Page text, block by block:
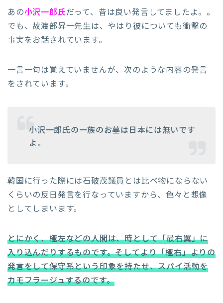
あの小沢一郎氏だって、昔は良い発言してましたよ。。
でも、故渡部昇一先生は、やはり彼についても衝撃の
事実をお話されています。
一言一句は覚えていませんが、次のような内容の発言
をされています。
小沢一郎氏の一族のお墓は日本には無いです
よ。
韓国に行った際には石破茂議員とは比べ物にならない
くらいの反日発言を行なっていますから、色々と想像
としてしまいます。
とにかく、極左などの人間は、時として「最右翼」に
入り込んだりするものです。そしてより「極右」よりの
発言をして保守系という印象を持たせ、スパイ活動を
カモフラージュするのです。